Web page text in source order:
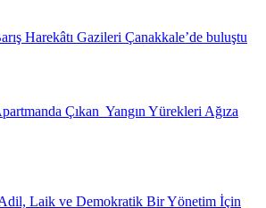
Harekâtı Gazileri Çanakkale’de buluştu
Çıkan Yangın Yürekleri Ağıza
Laik ve Demokratik Bir Yönetim İçin